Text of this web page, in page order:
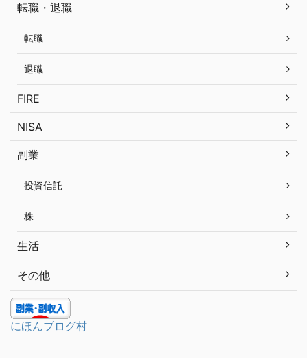
転職・退職
転職
退職
FIRE
NISA
副業
投資信託
株
生活
その他
にほんブログ村